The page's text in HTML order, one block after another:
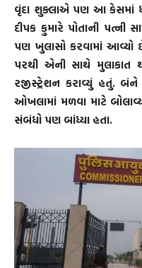
વૃંદા શુક્લાએ પણ આ કેસમાં
દીપક કુમારે પોતાની પત્ની
પણ ખુલાસો કરવામાં આવ્યો
પરથી એની સાથે
રજીસ્ટ્રેશન કરાવ્યું હતું.
ઓખલામાં મળવા માટે
સંબંધો પણ બાંધ્યા હતા.